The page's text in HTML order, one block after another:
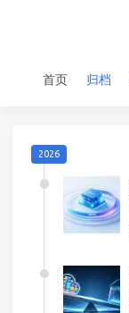
首页 归档
2026